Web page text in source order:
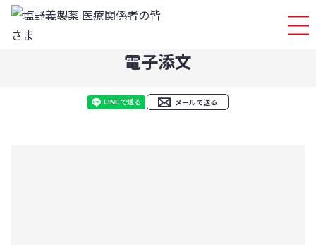
ログ
電子添文
メールで送る